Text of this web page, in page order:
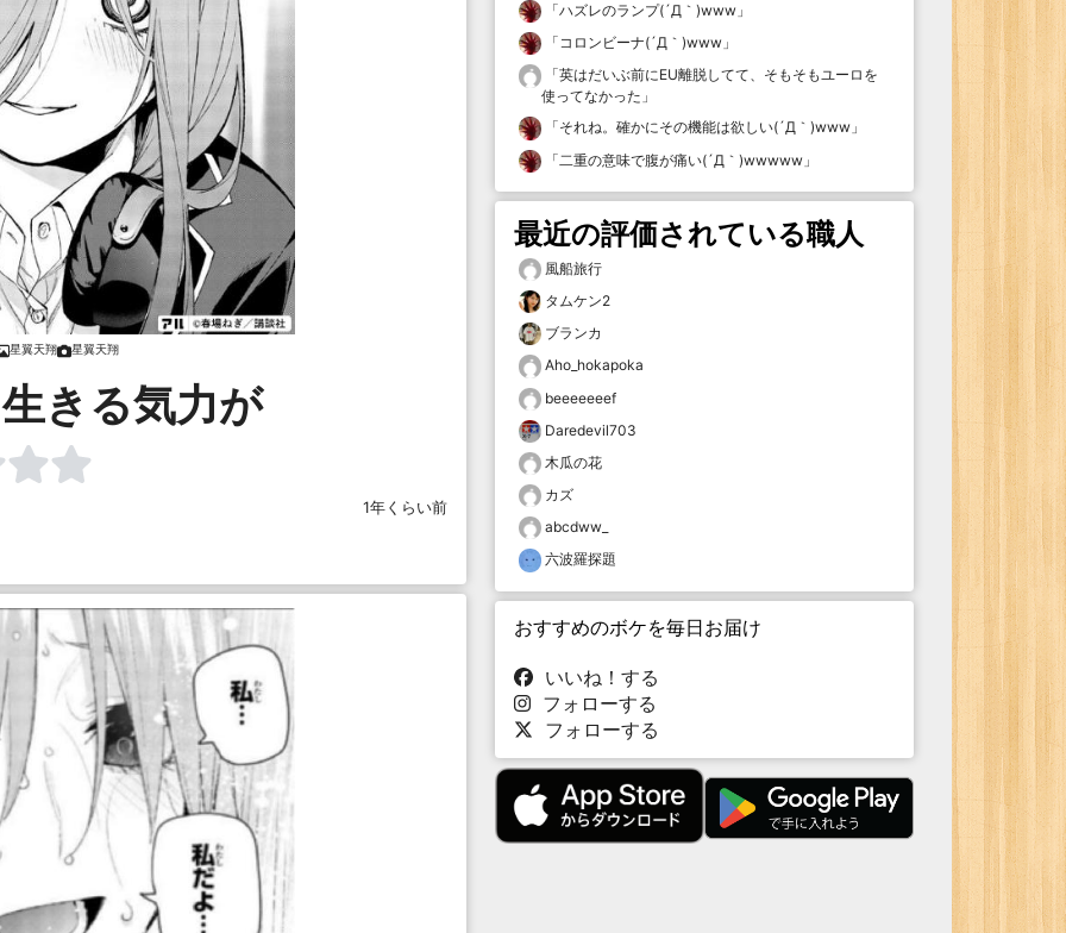
星翼天翔 星翼天翔
きる気力が
1年くらい前
「ハズレのランプ(´Д｀)www 」
「コロンビーナ(´Д｀)www 」
「英はだいぶ前にEU離脱してて、そもそもユーロを
使ってなかった 」
「それね。確かにその機能は欲しい(´Д｀)www 」
「二重の意味で腹が痛い(´Д｀)wwwww 」
最近の評価されている職人
風船旅行
タムケン2
ブランカ
Aho_hokapoka
beeeeeeef
Daredevil703
木瓜の花
カズ
abcdww_
六波羅探題
おすすめのボケを毎日お届け
いいね！する
フォローする
フォローする